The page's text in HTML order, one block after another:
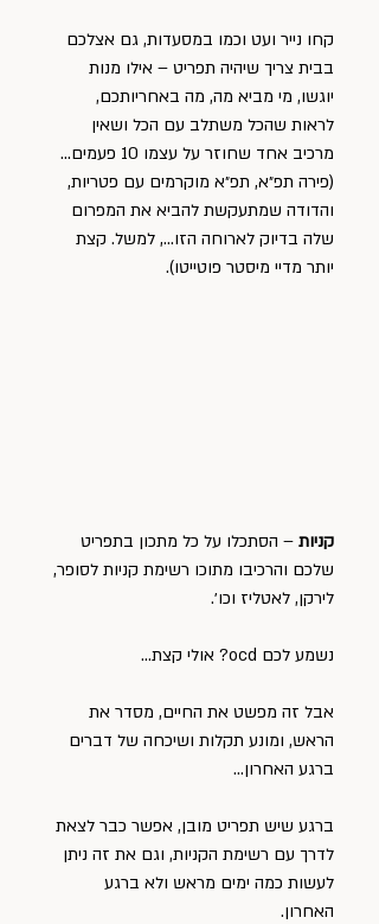
קחו נייר ועט וכמו במסעדות, גם אצלכם
בבית צריך שיהיה תפריט – אילו מנות
יוגשו, מי מביא מה, מה באחריותכם,
לראות שהכל משתלב עם הכל ושאין
מרכיב אחד שחוזר על עצמו 10 פעמים…
(פירה תפ״א, תפ״א מוקרמים עם פטריות,
והדודה שמתעקשת להביא את המפרום
שלה בדיוק לארוחה הזו…, למשל. קצת
יותר מדיי מיסטר פוטייטו).
קניות – הסתכלו על כל מתכון בתפריט
שלכם והרכיבו מתוכו רשימת קניות לסופר,
לירקן, לאטליז וכו׳.
נשמע לכם ocd? אולי קצת…
אבל זה מפשט את החיים, מסדר את
הראש, ומונע תקלות ושיכחה של דברים
ברגע האחרון…
ברגע שיש תפריט מובן, אפשר כבר לצאת
לדרך עם רשימת הקניות, וגם את זה ניתן
לעשות כמה ימים מראש ולא ברגע
האחרון.